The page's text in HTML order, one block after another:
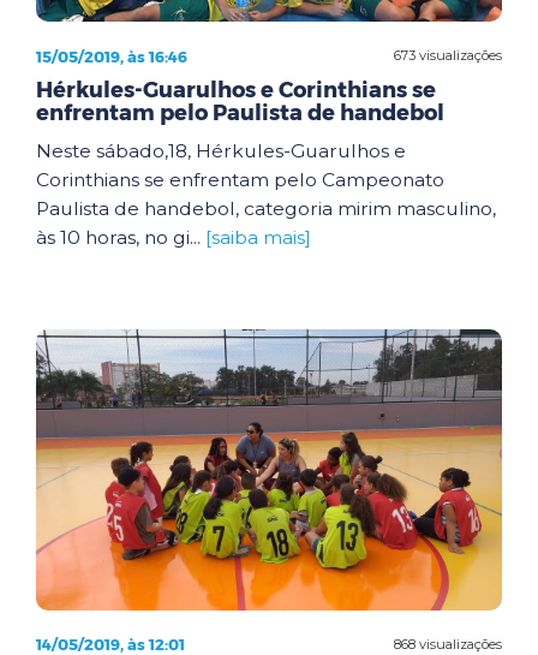
673 visualizações
15/05/2019, às 16:46
Hérkules-Guarulhos e Corinthians se
enfrentam pelo Paulista de handebol
Neste sábado,18, Hérkules-Guarulhos e
Corinthians se enfrentam pelo Campeonato
Paulista de handebol, categoria mirim masculino,
às 10 horas, no gi... [saiba mais]
868 visualizações
14/05/2019, às 12:01